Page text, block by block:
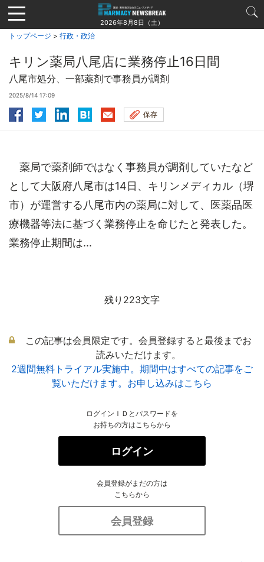
Jump
to
navigation
2026年8月8日（土）
トップページ > 行政・政治
キリン薬局八尾店に業務停止16日間
八尾市処分、一部薬剤で事務員が調剤
2025/8/14 17:09
保存
薬局で薬剤師ではなく事務員が調剤していたなど
として大阪府八尾市は14日、キリンメディカル（堺
市）が運営する八尾市内の薬局に対して、医薬品医
療機器等法に基づく業務停止を命じたと発表した。
業務停止期間は...
残り223文字
この記事は会員限定です。会員登録すると最後までお
読みいただけます。
2週間無料トライアル実施中。期間中はすべての記事をご
覧いただけます。お申し込みはこちら
ログインＩＤとパスワードを
お持ちの方はこちらから
ログイン
会員登録がまだの方は
こちらから
会員登録